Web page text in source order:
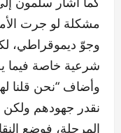
مشكلة لو جرت
وجوّ ديموقراطي،
شرعية خاصة فيما
وأضاف “نحن قلنا
نقدر جهودهم
المرحلة، فوضع